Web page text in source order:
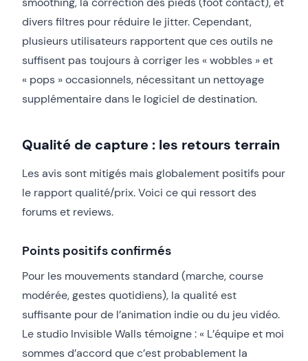
divers filtres pour réduire le jitter. Cependant,
plusieurs utilisateurs rapportent que ces outils ne
suffisent pas toujours à corriger les « wobbles » et
« pops » occasionnels, nécessitant un nettoyage
supplémentaire dans le logiciel de destination.
Qualité de capture : les retours terrain
Les avis sont mitigés mais globalement positifs pour
le rapport qualité/prix. Voici ce qui ressort des
forums et reviews.
Points positifs confirmés
Pour les mouvements standard (marche, course
modérée, gestes quotidiens), la qualité est
suffisante pour de l’animation indie ou du jeu vidéo.
Le studio Invisible Walls témoigne : « L’équipe et moi
sommes d’accord que c’est probablement la